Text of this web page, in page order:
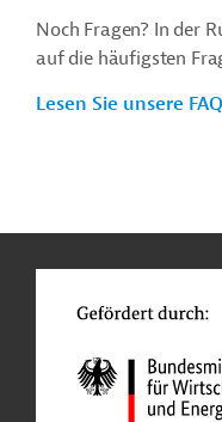
Noch Fragen? In der
auf die häufigsten
Lesen Sie unsere FAQ